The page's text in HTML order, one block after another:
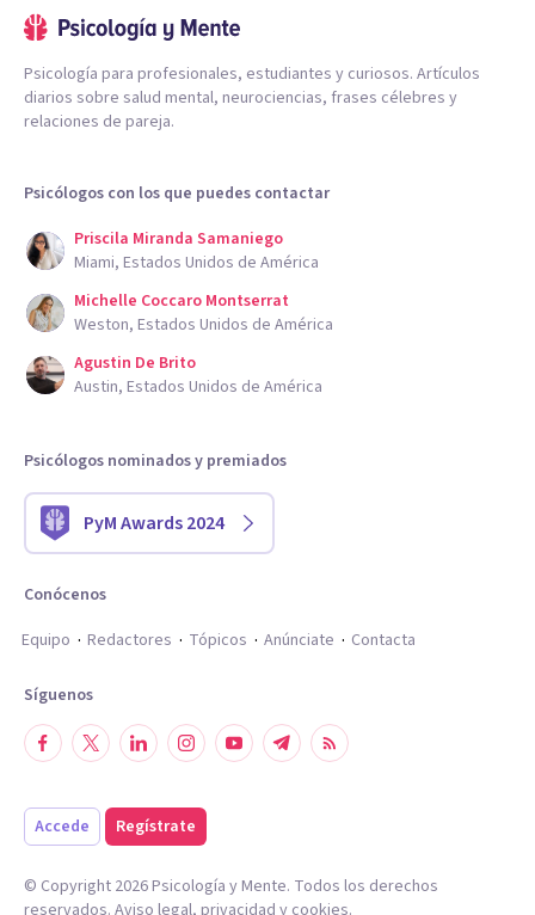
Psicología para profesionales, estudiantes y curiosos. Artículos
diarios sobre salud mental, neurociencias, frases célebres y
relaciones de pareja.
Psicólogos con los que puedes contactar
Priscila Miranda Samaniego
Miami, Estados Unidos de América
Michelle Coccaro Montserrat
Weston, Estados Unidos de América
Agustin De Brito
Austin, Estados Unidos de América
Psicólogos nominados y premiados
PyM Awards 2024
Conócenos
Equipo
Redactores Tópicos Anúnciate Contacta
Síguenos
Accede Regístrate
© Copyright 2026Psicología y Mente. Todos los derechos